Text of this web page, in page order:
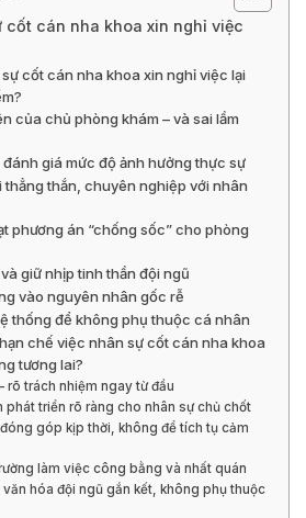
cốt cán nha khoa xin nghỉ việc
cốt cán nha khoa xin nghỉ việc lại
của chủ phòng khám – và sai lầm
đánh giá mức độ ảnh hưởng thực sự
thẳng thắn, chuyên nghiệp với nhân
phương án “chống sốc” cho phòng
giữ nhịp tinh thần đội ngũ
vào nguyên nhân gốc rễ
thống để không phụ thuộc cá nhân
chế việc nhân sự cốt cán nha khoa
tương lai?
rõ trách nhiệm ngay từ đầu
phát triển rõ ràng cho nhân sự chủ chốt
đóng góp kịp thời, không để tích tụ cảm
làm việc công bằng và nhất quán
văn hóa đội ngũ gắn kết, không phụ thuộc